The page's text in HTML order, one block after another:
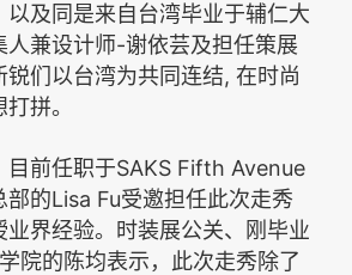
以及同是来自台湾毕业于辅仁大
人兼设计师-谢依芸及担任策展
锐们以台湾为共同连结, 在时尚
拼。
目前任职于SAKS Fifth Avenue
部的Lisa Fu受邀担任此次走秀
业界经验。时装展公关、刚毕业
院的陈均表示，此次走秀除了